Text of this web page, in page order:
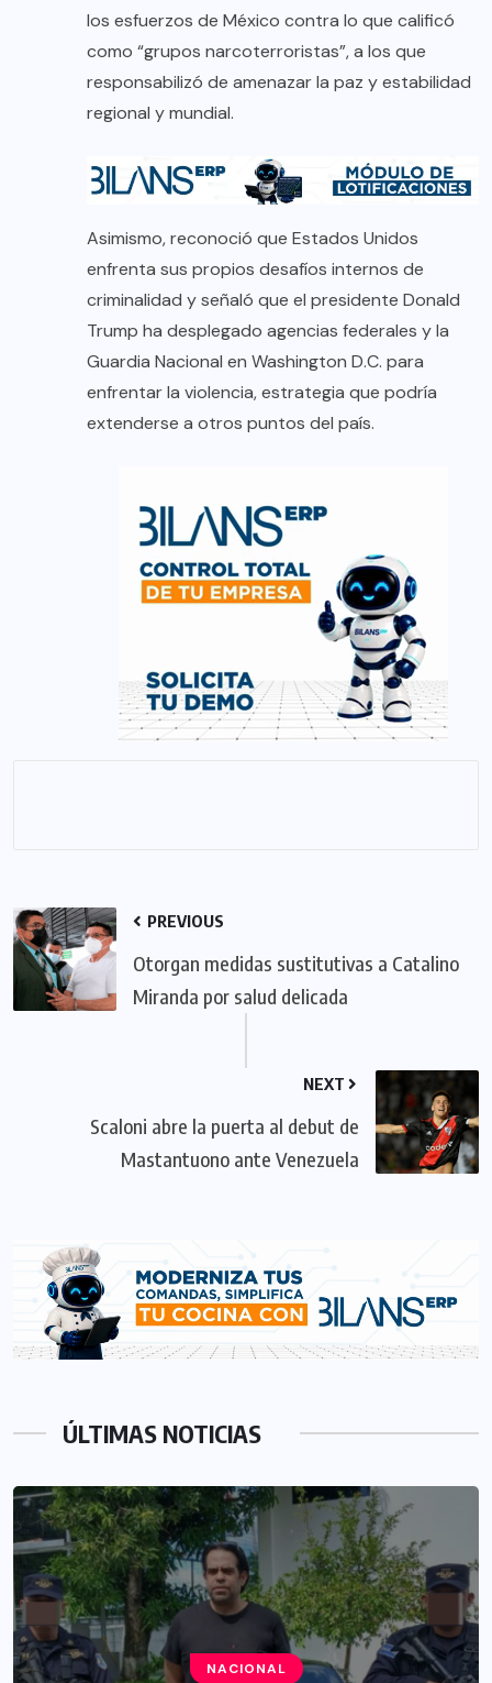
los esfuerzos de México contra lo que calificó
como “grupos narcoterroristas”, a los que
responsabilizó de amenazar la paz y estabilidad
regional y mundial.
Asimismo, reconoció que Estados Unidos
enfrenta sus propios desafíos internos de
criminalidad y señaló que el presidente Donald
Trump ha desplegado agencias federales y la
Guardia Nacional en Washington D.C. para
enfrentar la violencia, estrategia que podría
extenderse a otros puntos del país.
PREVIOUS
Otorgan medidas sustitutivas a Catalino
Miranda por salud delicada
NEXT
Scaloni abre la puerta al debut de
Mastantuono ante Venezuela
ÚLTIMAS NOTICIAS
NACIONAL